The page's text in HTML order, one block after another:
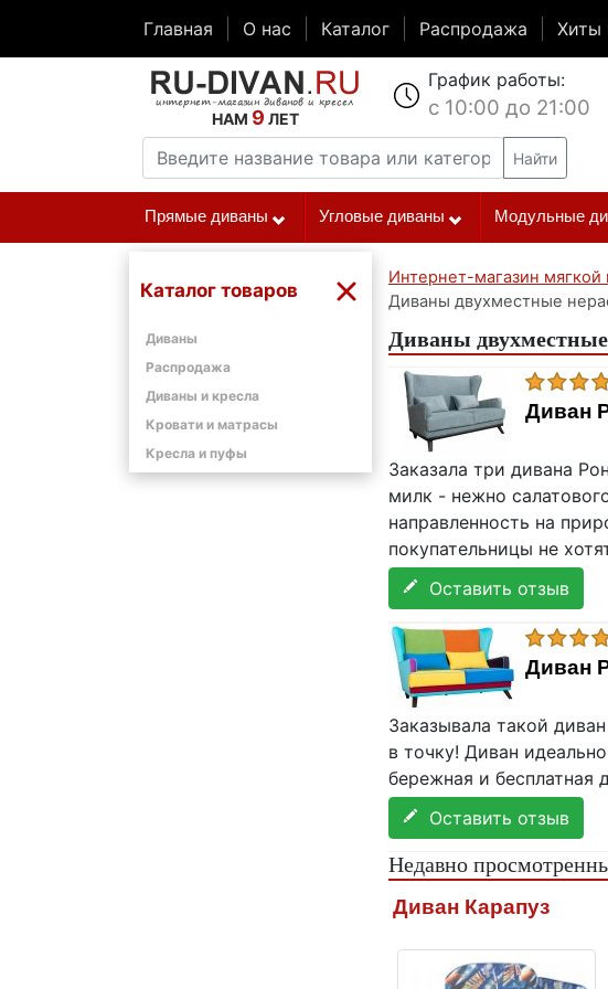
Главная О нас Каталог Распродажа Хиты
НАМ 9 ЛЕТ
График работы:
с 10:00 до 21:00
Найти
Прямые диваны Угловые диваны Модульные
Каталог товаров
Диваны
Распродажа
Диваны и кресла
Кровати и матрасы
Кресла и пуфы
Интернет-магазин мягкой
Диваны двухместные
Диваны
Диван
Заказала три дивана
милк - нежно
направленность на
покупательницы не
Оставить отзыв
Диван
Заказывала такой
в точку! Диван
бережная и бесплатная
Оставить отзыв
Недавно
Диван Карапуз